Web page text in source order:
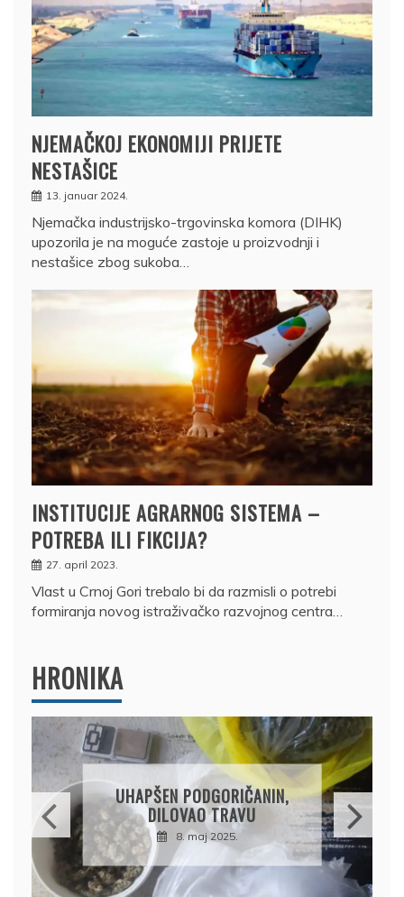
NJEMAČKOJ EKONOMIJI PRIJETE
NESTAŠICE
13. januar 2024.
Njemačka industrijsko-trgovinska komora (DIHK)
upozorila je na moguće zastoje u proizvodnji i
nestašice zbog sukoba…
INSTITUCIJE AGRARNOG SISTEMA –
POTREBA ILI FIKCIJA?
27. april 2023.
Vlast u Crnoj Gori trebalo bi da razmisli o potrebi
formiranja novog istraživačko razvojnog centra…
HRONIKA
DRŽAVLJANIN RUSIJE
OSUMNJIČEN DA JE
PRODAO TUĐI BMW,
DRŽAVU NAPUSTIO
BRODOM
12. februar 2025.